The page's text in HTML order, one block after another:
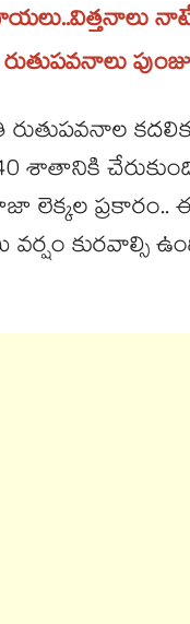
నాటే
రుతుపవనాల
శాతానికి
లెక్కల ప్రకారం..
కురవాల్సి